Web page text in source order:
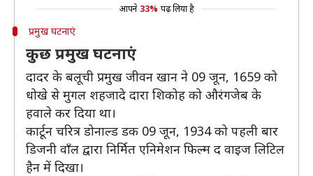
आपने 33% पढ़ लिया है
प्रमुख घटनाएं
कुछ प्रमुख घटनाएं
दादर के बलूची प्रमुख जीवन खान ने 09 जून, 1659 को
धोखे से मुगल शहजादे दारा शिकोह को औरंगजेब के
हवाले कर दिया था।
कार्टून चरित्र डोनाल्ड डक 09 जून, 1934 को पहली बार
डिजनी वाँल द्वारा निर्मित एनिमेशन फिल्म द वाइज लिटिल
हैन में दिखा।